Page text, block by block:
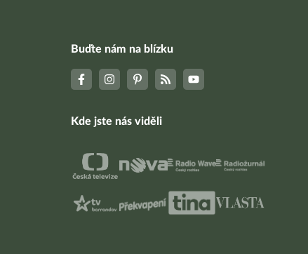
Buďte nám na blízku
Kde jste nás viděli